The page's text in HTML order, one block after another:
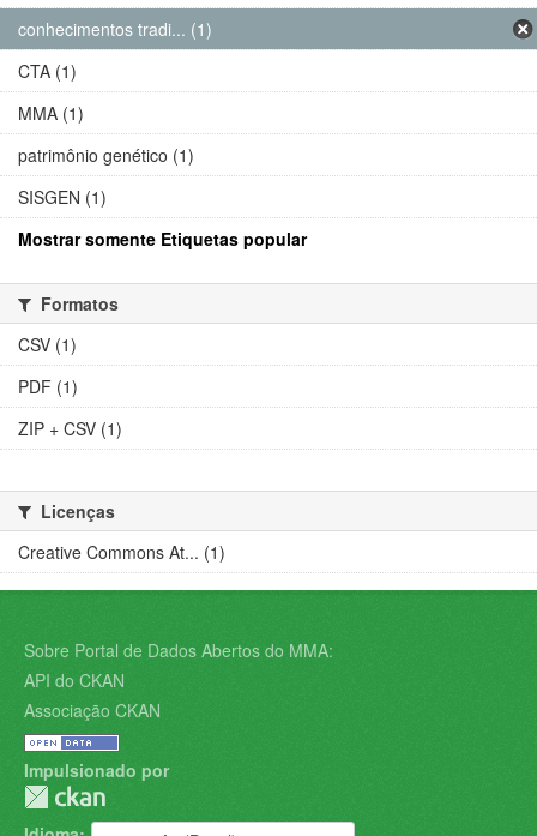
conhecimentos tradi... (1)
CTA (1)
MMA (1)
patrimônio genético (1)
SISGEN (1)
Mostrar somente Etiquetas popular
Formatos
CSV (1)
PDF (1)
ZIP + CSV (1)
Licenças
Creative Commons At... (1)
Sobre Portal de Dados Abertos do MMA:
API do CKAN
Associação CKAN
Impulsionado por